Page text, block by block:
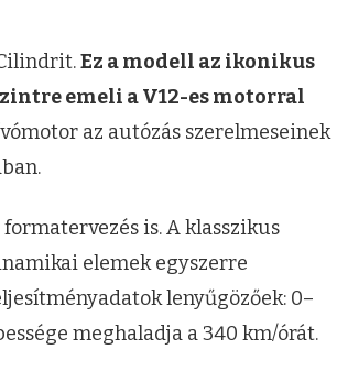
Ez a modell az ikonikus
emeli a V12-es motorral
az autózás szerelmeseinek
is. A klasszikus
elemek egyszerre
lenyűgözőek: 0–
meghaladja a 340 km/órát.